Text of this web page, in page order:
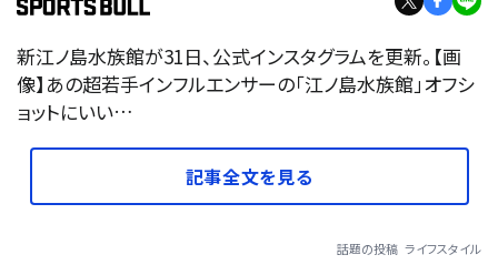
新江ノ島水族館が31日、公式インスタグラムを更新。【画
像】あの超若手インフルエンサーの「江ノ島水族館」オフシ
ョットにいい…
記事全文を見る
話題の投稿 ライフスタイル